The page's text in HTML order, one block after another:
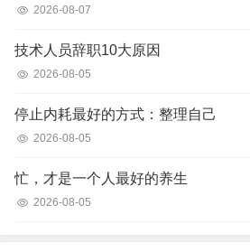
2026-08-07
技术人员辞职10大原因
2026-08-05
停止内耗最好的方式：整理自己
2026-08-05
忙，才是一个人最好的养生
2026-08-05